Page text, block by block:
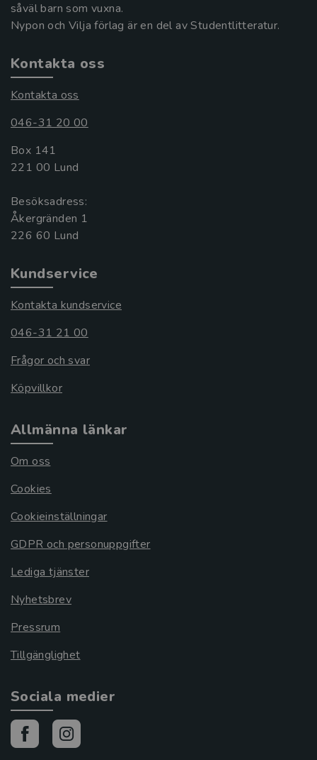
såväl barn som vuxna.
Nypon och Vilja förlag är en del av Studentlitteratur.
Kontakta oss
Kontakta oss
046-31 20 00
Box 141
221 00 Lund
Besöksadress:
Åkergränden 1
Kundservice
Kontakta kundservice
046-31 21 00
Frågor och svar
Köpvillkor
Allmänna länkar
Om oss
Cookies
Cookieinställningar
GDPR och personuppgifter
Lediga tjänster
Nyhetsbrev
Pressrum
Tillgänglighet
Sociala medier